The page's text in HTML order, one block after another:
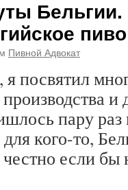
Бельгии.
пиво
Пивной Адвокат
я посвятил
пару раз
кого-то,
если